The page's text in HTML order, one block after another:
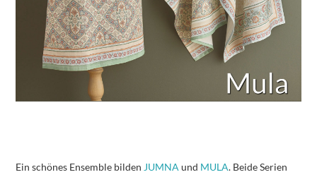
Ein schönes Ensemble bilden JUMNA und MULA. Beide Serien